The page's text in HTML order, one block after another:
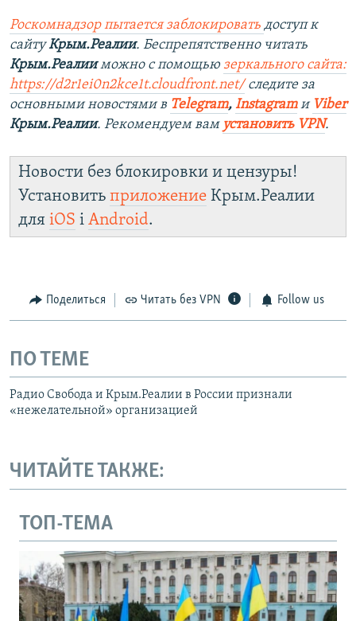
Роскомнадзор пытается заблокировать доступ к
сайтуКрым.Реалии. Беспрепятственно читать
Крым.Реалииможно с помощью зеркального сайта:
https://d2r1ei0n2kce1t.cloudfront.net/следите за
основными новостями в Telegram, Instagramи Viber
Крым.Реалии. Рекомендуем вам установить VPN.
Новости без блокировки и цензуры!
Установить приложение Крым.Реалии
для iOS і Android.
Поделиться Читать без VPN Follow us
ПО ТЕМЕ
Радио Свобода и Крым.Реалии в России признали
«нежелательной» организацией
ЧИТАЙТЕ ТАКЖЕ:
ТОП-ТЕМА